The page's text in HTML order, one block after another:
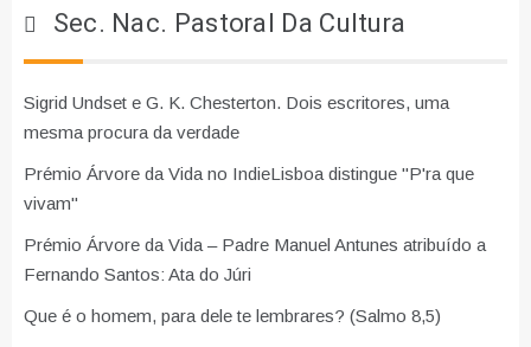
Sec. Nac. Pastoral Da Cultura
Sigrid Undset e G. K. Chesterton. Dois escritores, uma
mesma procura da verdade
Prémio Árvore da Vida no IndieLisboa distingue "P'ra que
vivam"
Prémio Árvore da Vida – Padre Manuel Antunes atribuído a
Fernando Santos: Ata do Júri
Que é o homem, para dele te lembrares? (Salmo 8,5)